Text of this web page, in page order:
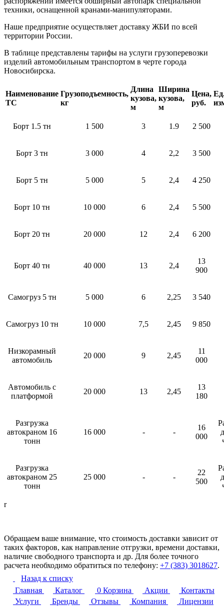
техники, оснащенной кранами-манипуляторами.
Наше предприятие осуществляет доставку ЖБИ по всей
территории России.
В таблице представлены тарифы на услуги грузоперевозки
изделий автомобильным транспортом в черте города
Новосибирска.
Наименование
ТС
Грузоподъемность,
кг
Длина
кузова,
м
Ширина
кузова,
м
Цена,
руб.
Борт 1.5 тн 1 500 3 1.9 2 500
Борт 3 тн 3 000 4 2,2 3 500
Борт 5 тн 5 000 5 2,4 4 250
Борт 10 тн 10 000 6 2,4 5 500
Борт 20 тн 20 000 12 2,4 6 200
Борт 40 тн 40 000 13 2,4
13
900
Самогруз 5 тн 5 000 6 2,25 3 540
Самогруз 10 тн 10 000 7,5 2,45 9 850
Низкорамный
автомобиль
20 000 9 2,45
11
000
Автомобиль с
платформой
20 000 13 2,45
13
180
Разгрузка
автокраном 16
тонн
16 000 - -
16
000
Разгрузка
автокраном 25
тонн
25 000 - -
22
500
r
Обращаем ваше внимание, что стоимость доставки зависит от
таких факторов, как направление отгрузки, времени доставки,
наличие свободного транспорта и др. Для более точного
расчета необходимо обратиться по телефону: +7 (383) 3018627.
Назад к списку
Главная
Каталог 0 Корзина Акции
Контакты
Услуги
Бренды Отзывы Компания
Лицензии